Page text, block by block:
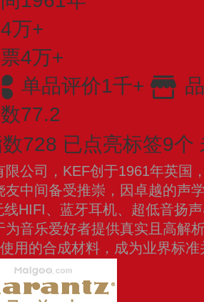
万+
4万+
单品评价1千+
77.2
728 已点亮标签9个
限公司，KEF创于1961年英国
友中间备受推崇，因卓越的声
HIFI、蓝牙耳机、超低音扬
为音乐爱好者提供真实且高解
用的合成材料，成为业界标